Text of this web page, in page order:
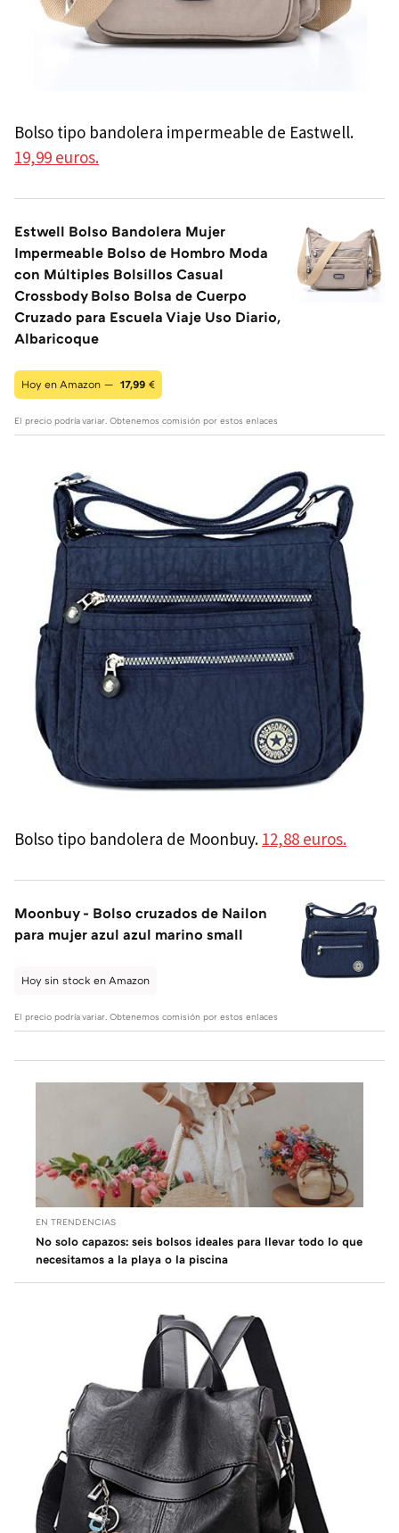
Bolso tipo bandolera impermeable de Eastwell.
19,99 euros.
Estwell Bolso Bandolera Mujer
Impermeable Bolso de Hombro Moda
con Múltiples Bolsillos Casual
Crossbody Bolso Bolsa de Cuerpo
Cruzado para Escuela Viaje Uso Diario,
Albaricoque
Hoy en Amazon — 17,99 €
El precio podría variar. Obtenemos comisión por estos enlaces
Bolso tipo bandolera de Moonbuy. 12,88 euros.
Moonbuy - Bolso cruzados de Nailon
para mujer azul azul marino small
Hoy sin stock en Amazon
El precio podría variar. Obtenemos comisión por estos enlaces
EN TRENDENCIAS
No solo capazos: seis bolsos ideales para llevar todo lo que
necesitamos a la playa o la piscina